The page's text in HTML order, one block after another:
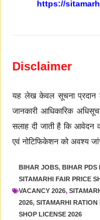
https://
Disclaimer
यह लेख केवल सूचना प्रदान
जानकारी आधिकारिक
सलाह दी जाती है कि आवेदन
एवं नोटिफिकेशन को अवश्य
BIHAR JOBS, BIHAR PDS
SITAMARHI FAIR PRICE
VACANCY 2026,
2026, SITAMARHI RATION
SHOP LICENSE 2026